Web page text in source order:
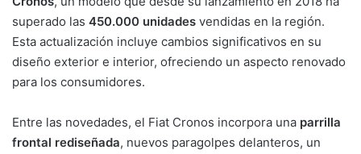
superado las 450.000 unidades vendidas en la región.
Esta actualización incluye cambios significativos en su
diseño exterior e interior, ofreciendo un aspecto renovado
para los consumidores.
Entre las novedades, el Fiat Cronos incorpora una parrilla
frontal rediseñada, nuevos paragolpes delanteros, un